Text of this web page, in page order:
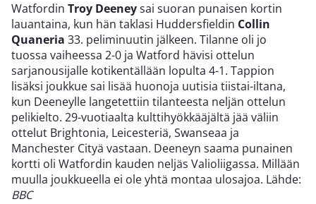
Watfordin Troy Deeneysai suoran punaisen kortin
lauantaina, kun hän taklasi Huddersfieldin Collin
Quaneria 33. peliminuutin jälkeen. Tilanne oli jo
tuossa vaiheessa 2-0 ja Watford hävisi ottelun
sarjanousijalle kotikentällään lopulta 4-1. Tappion
lisäksi joukkue sai lisää huonoja uutisia tiistai-iltana,
kun Deeneylle langetettiin tilanteesta neljän ottelun
pelikielto. 29-vuotiaalta kulttihyökkääjältä jää väliin
ottelut Brightonia, Leicesteriä, Swanseaa ja
Manchester Cityä vastaan. Deeneyn saama punainen
kortti oli Watfordin kauden neljäs Valioliigassa. Millään
muulla joukkueella ei ole yhtä montaa ulosajoa. Lähde:
BBC